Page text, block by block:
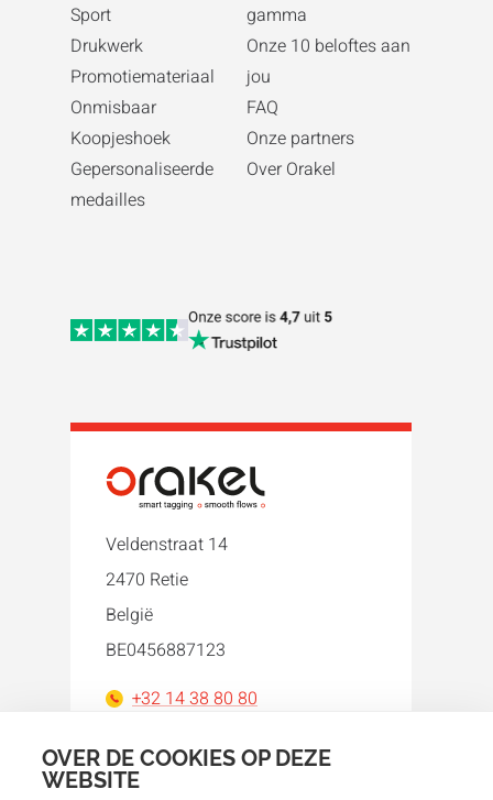
OVER DE COOKIES OP DEZE
WEBSITE
Sport
Drukwerk
Promotiemateriaal
Onmisbaar
Koopjeshoek
Gepersonaliseerde
medailles
gamma
Onze 10 beloftes aan
jou
FAQ
Onze partners
Over Orakel
Veldenstraat 14
2470 Retie
België
BE0456887123
+32 14 38 80 80
Facebook